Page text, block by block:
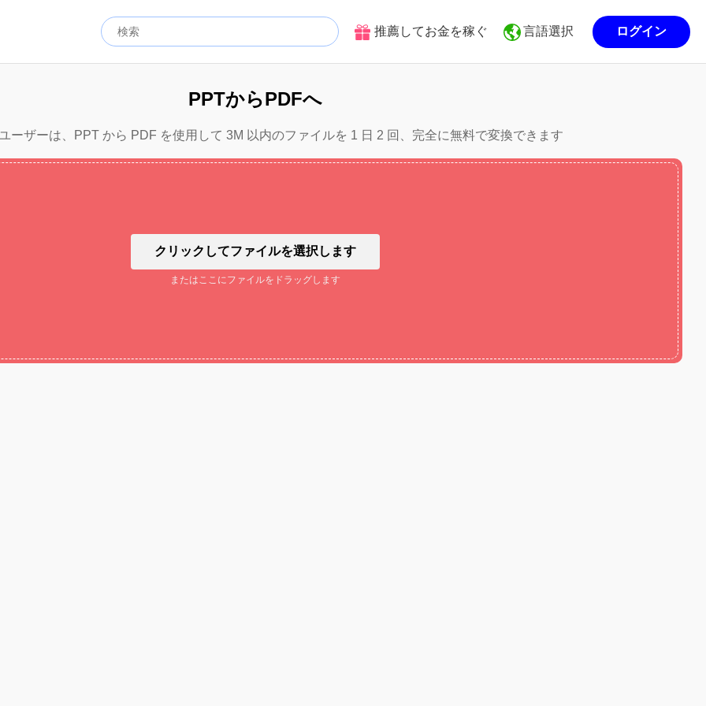
推薦してお金を稼ぐ 言語選択 ログイン
PPTからPDFへ
ーザーは、PPT から PDF を使用して 3M 以内のファイルを 1 日 2 回、完全に無料で変換できます
クリックしてファイルを選択します
またはここにファイルをドラッグします